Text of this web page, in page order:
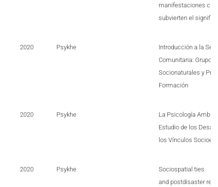
manifestaciones
subvierten el
2020 Psykhe
Introducción a la
Comunitaria: Grupos
Socionaturales y
Formación
2020 Psykhe
La Psicología
Estudio de los
los Vínculos
2020 Psykhe
Sociospatial ties
and postdisaster